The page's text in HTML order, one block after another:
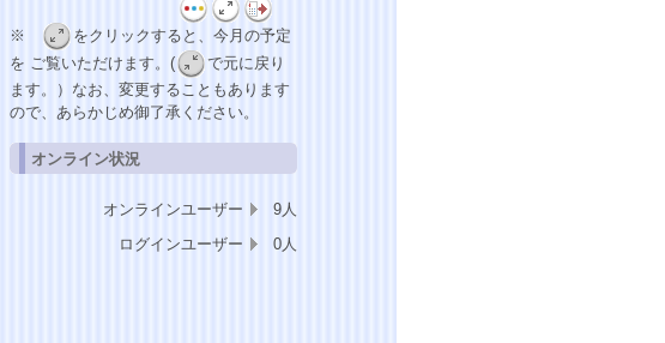
※
をクリックすると、今月の予定
を ご覧いただけます。(
で元に戻り
ます。）なお、変更することもあります
ので、あらかじめ御了承ください。
オンライン状況
オンラインユーザー
9人
ログインユーザー
0人